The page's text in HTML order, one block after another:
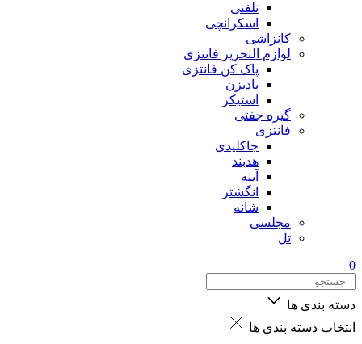
تلفنی
اسکرانچی
کانزاشی
لوازم التحریر فانتزی
پاک کن فانتزی
بادبزن
استیکر
گیره جفتی
فانتزی
جاکلیدی
هدبند
آینه
انگشتر
شانه
مجلسی
تل
0
دسته بندی ها
انتخاب دسته بندی ها